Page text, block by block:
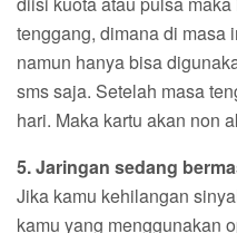
tenggang, dimana di masa
namun hanya bisa
sms saja. Setelah masa
hari. Maka kartu akan non
5. Jaringan sedang
Jika kamu kehilangan
kamu yang menggunakan